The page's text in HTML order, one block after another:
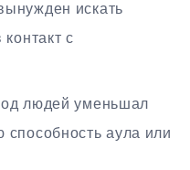
искать
с
людей уменьшал
способность аула или